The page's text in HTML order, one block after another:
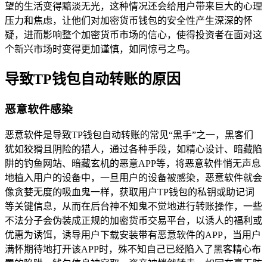
望的生活变得黯淡无光，这种情况还会给用户带来巨大的心理
压力和焦虑，让他们对加密货币钱包的安全性产生深深的怀
疑，进而影响整个加密货币市场的信心，使得投资者在面对这
个新兴市场时变得更加谨慎，如同惊弓之鸟。
导致TP钱包自动转账的原因
恶意软件感染
恶意软件是导致TP钱包自动转账的常见“黑手”之一，黑客们
犹如狡猾且阴险的猎人，通过各种手段，如精心设计、暗藏陷
阱的钓鱼网站、暗藏玄机的恶意APP等，将恶意软件悄无声息
地植入用户的设备中，一旦用户的设备被感染，恶意软件就会
像贪婪无度的吸血鬼一样，获取用户TP钱包的私钥或助记词
等关键信息，从而在后台神不知鬼不觉地进行转账操作，一些
不法分子会伪装成正规的加密货币交易平台，以诱人的福利或
优惠为诱饵，诱导用户下载安装带有恶意软件的APP，当用户
满怀期待地打开该APP时，殊不知自己已经陷入了黑客精心布